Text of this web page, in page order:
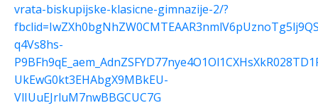
vrata-biskupijske-klasicne-gimnazije-2/?
q4Vs8hs-
UkEwG0kt3EHAbgX9MBkEU-
VlIUuEJrluM7nwBBGCUC7G